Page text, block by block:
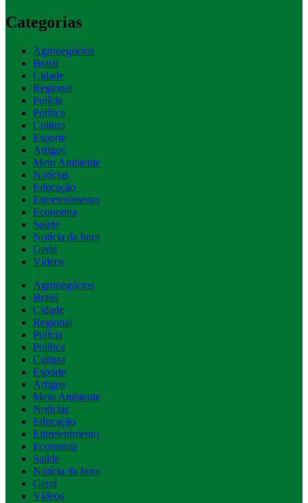
Categorias
Agronegócios
Brasil
Cidade
Regional
Polícia
Política
Cultura
Esporte
Artigos
Meio Ambiente
Notícias
Educação
Entretenimento
Economia
Saúde
Notícia da hora
Geral
Vídeos
Agronegócios
Brasil
Cidade
Regional
Polícia
Política
Cultura
Esporte
Artigos
Meio Ambiente
Notícias
Educação
Entretenimento
Economia
Saúde
Notícia da hora
Geral
Vídeos